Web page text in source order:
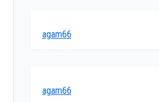
agam66
agam66